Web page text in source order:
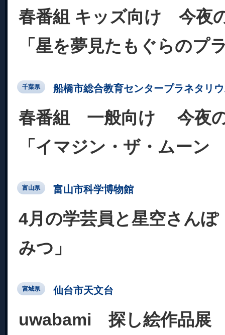
春番組 キッズ向け 今夜
「星を夢見たもぐらのプ
千葉県 船橋市総合教育センタープラネタリ
春番組 一般向け 今夜の
「イマジン・ザ・ムー
富山県 富山市科学博物館
4月の学芸員と星空さん
みつ」
宮城県 仙台市天文台
uwabami 探し絵作品展